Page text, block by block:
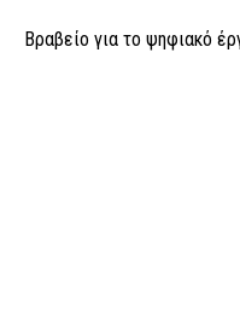
Βραβείο για το ψηφιακό